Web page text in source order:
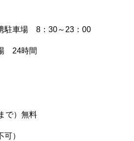
駐車場 8：30～23：00
24時間
で）無料
）